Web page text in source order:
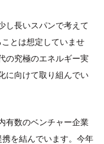
し長いスパンで考えて
とは想定していませ
の究極のエネルギー実
に向けて取り組んでい
有数のベンチャー企業
を結んでいます。今年